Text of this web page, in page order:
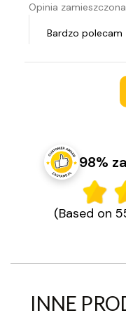
Opinia
Bardzo polecam
98%
(Based on
INNE